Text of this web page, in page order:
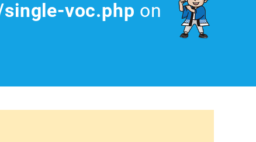
voc.php on